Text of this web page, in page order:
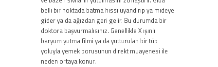
belli bir noktada batma hissi uyandırıp ya mideye
gider ya da ağızdan geri gelir. Bu durumda bir
doktora başvurmalısınız. Genellikle X ışınlı
baryum yutma filmi ya da yutturulan bir tüp
yoluyla yemek borusunun direkt muayenesi ile
neden ortaya konur.